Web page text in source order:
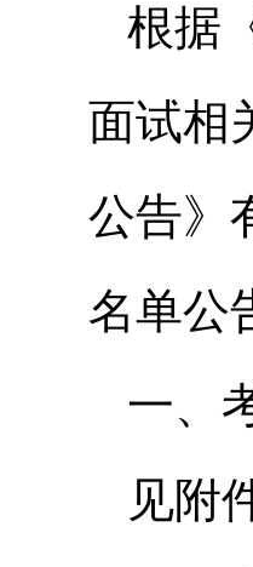
根据
面试相
公告》
名单公
一、
见附